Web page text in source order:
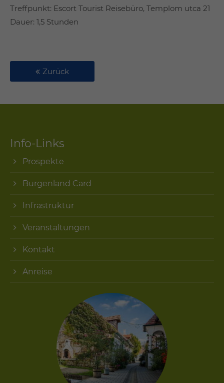
Treffpunkt: Escort Tourist Reisebüro, Templom utca 21
Dauer: 1,5 Stunden
Zurück
Info-Links
Prospekte
Burgenland Card
Infrastruktur
Veranstaltungen
Kontakt
Anreise